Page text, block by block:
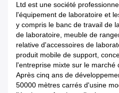
Ltd est une société
l'équipement de laboratoire et
y compris le banc de travail de
de laboratoire, meuble de
relative d'accessoires de
produit mobile de support,
l'entreprise mixte sur le marché
Après cinq ans de
50000 mètres carrés d'usine